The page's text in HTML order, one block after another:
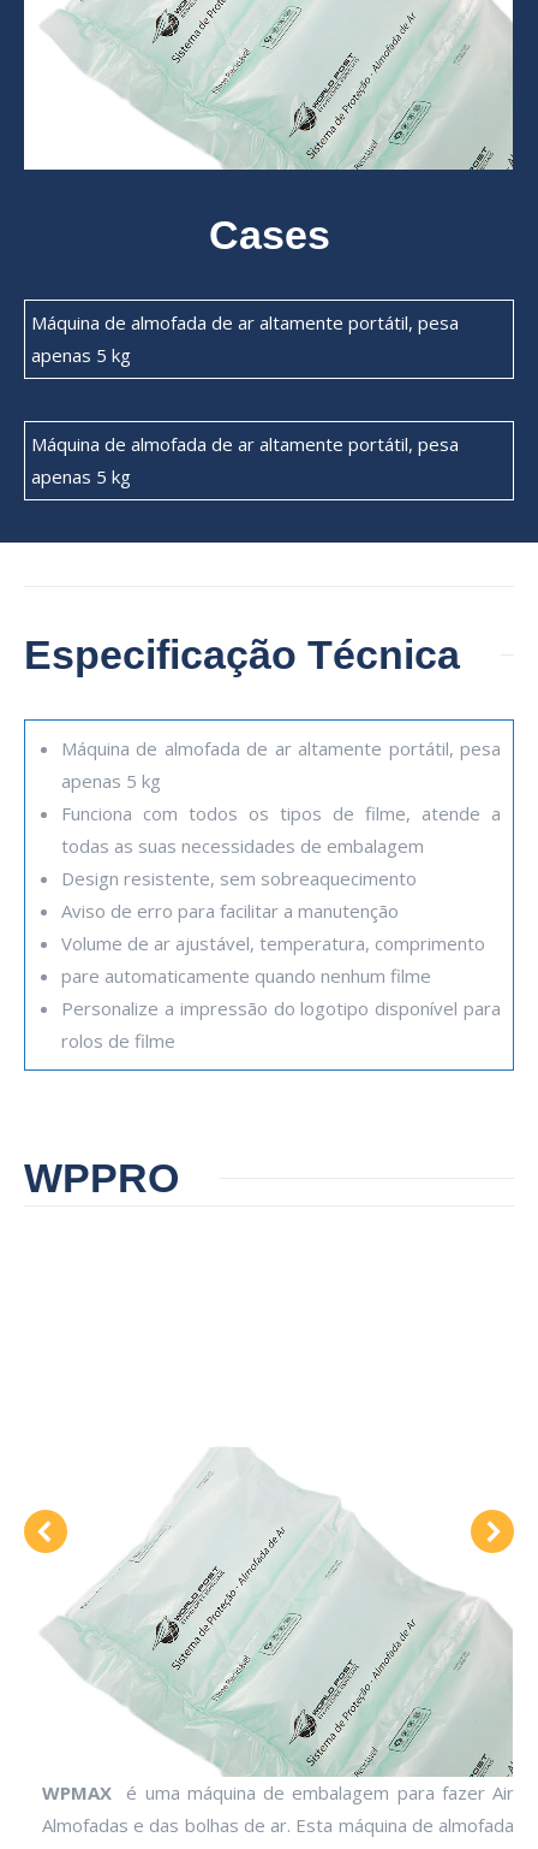
Cases
Máquina de almofada de ar altamente portátil, pesa
apenas 5 kg
Máquina de almofada de ar altamente portátil, pesa
apenas 5 kg
Especificação Técnica
Máquina de almofada de ar altamente portátil, pesa
apenas 5 kg
Funciona com todos os tipos de filme, atende a
todas as suas necessidades de embalagem
Design resistente, sem sobreaquecimento
Aviso de erro para facilitar a manutenção
Volume de ar ajustável, temperatura, comprimento
pare automaticamente quando nenhum filme
Personalize a impressão do logotipo disponível para
rolos de filme
WPPRO
WPMAX é uma máquina de embalagem para fazer Air
Almofadas e das bolhas de ar. Esta máquina de almofada